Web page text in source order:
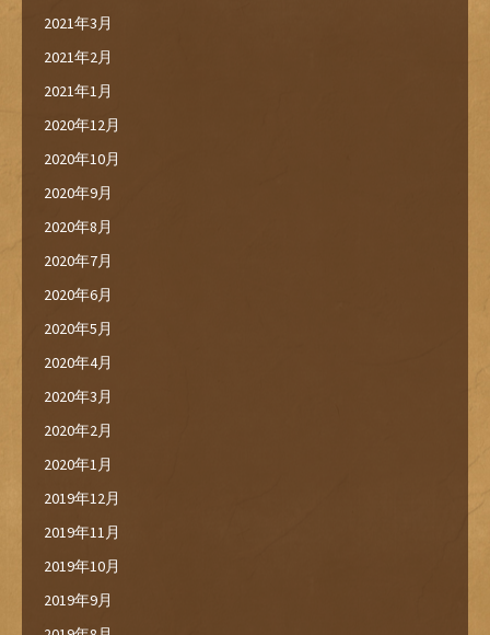
2021年3月
2021年2月
2021年1月
2020年12月
2020年10月
2020年9月
2020年8月
2020年7月
2020年6月
2020年5月
2020年4月
2020年3月
2020年2月
2020年1月
2019年12月
2019年11月
2019年10月
2019年9月